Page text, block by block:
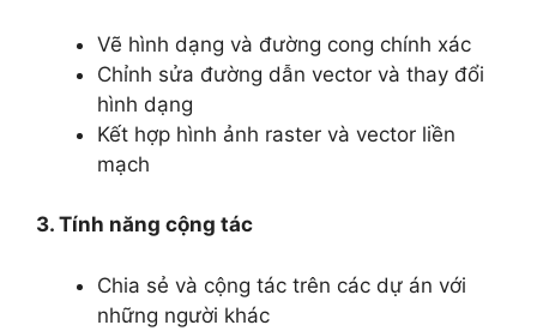
Vẽ hình dạng và đường cong chính xác
Chỉnh sửa đường dẫn vector và thay đổi
hình dạng
Kết hợp hình ảnh raster và vector liền
mạch
3. Tính năng cộng tác
Chia sẻ và cộng tác trên các dự án với
những người khác